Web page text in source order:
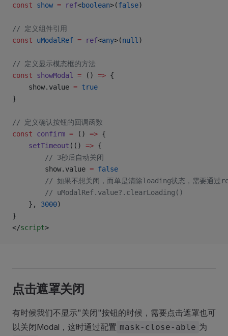
const show = ref<boolean>(false)
// 定义组件引用
const uModalRef = ref<any>(null )
// 定义显示模态框的方法
const showModal = () => {
	show.value
= true
}
// 定义确认按钮的回调函数
const confirm = () => {
	setTimeout
(() => {
		// 3秒后自动关闭
		show.value
= false
// 如果不想关闭，而单是清除loading状态，需要通过
		// uModalRef.value?.clearLoading()
	},
3000)
}
</script>
点击遮罩关闭
有时候我们不显示"关闭"按钮的时候，需要点击遮罩也可
以关闭Modal，这时通过配置 mask-close-able 为